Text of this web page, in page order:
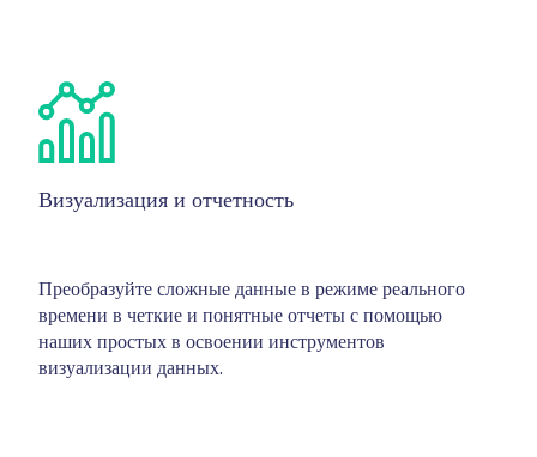
Визуализация и отчетность
Преобразуйте сложные данные в режиме реального
времени в четкие и понятные отчеты с помощью
наших простых в освоении инструментов
визуализации данных.